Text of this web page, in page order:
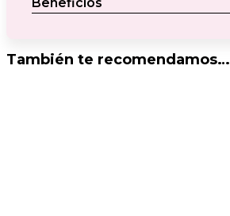
Beneficios
También te recomendamos…